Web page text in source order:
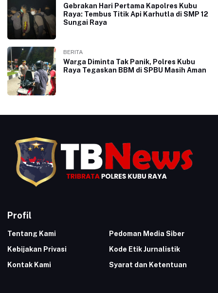
Gebrakan Hari Pertama Kapolres Kubu
Raya: Tembus Titik Api Karhutla di SMP 12
Sungai Raya
BERITA
Warga Diminta Tak Panik, Polres Kubu
Raya Tegaskan BBM di SPBU Masih Aman
Profil
Tentang Kami
Pedoman Media Siber
Kebijakan Privasi
Kode Etik Jurnalistik
Kontak Kami
Syarat dan Ketentuan